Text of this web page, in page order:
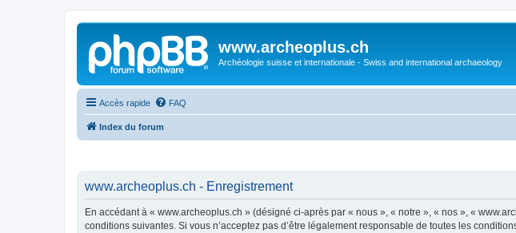
www.archeoplus.ch
Archéologie suisse et internationale - Swiss and international archaeology
Accès rapide FAQ
Index du forum
www.archeoplus.ch - Enregistrement
En accédant à « www.archeoplus.ch » (désigné ci-après par « nous », « notre », « nos », «
conditions suivantes. Si vous n’acceptez pas d’être légalement responsable de toutes les